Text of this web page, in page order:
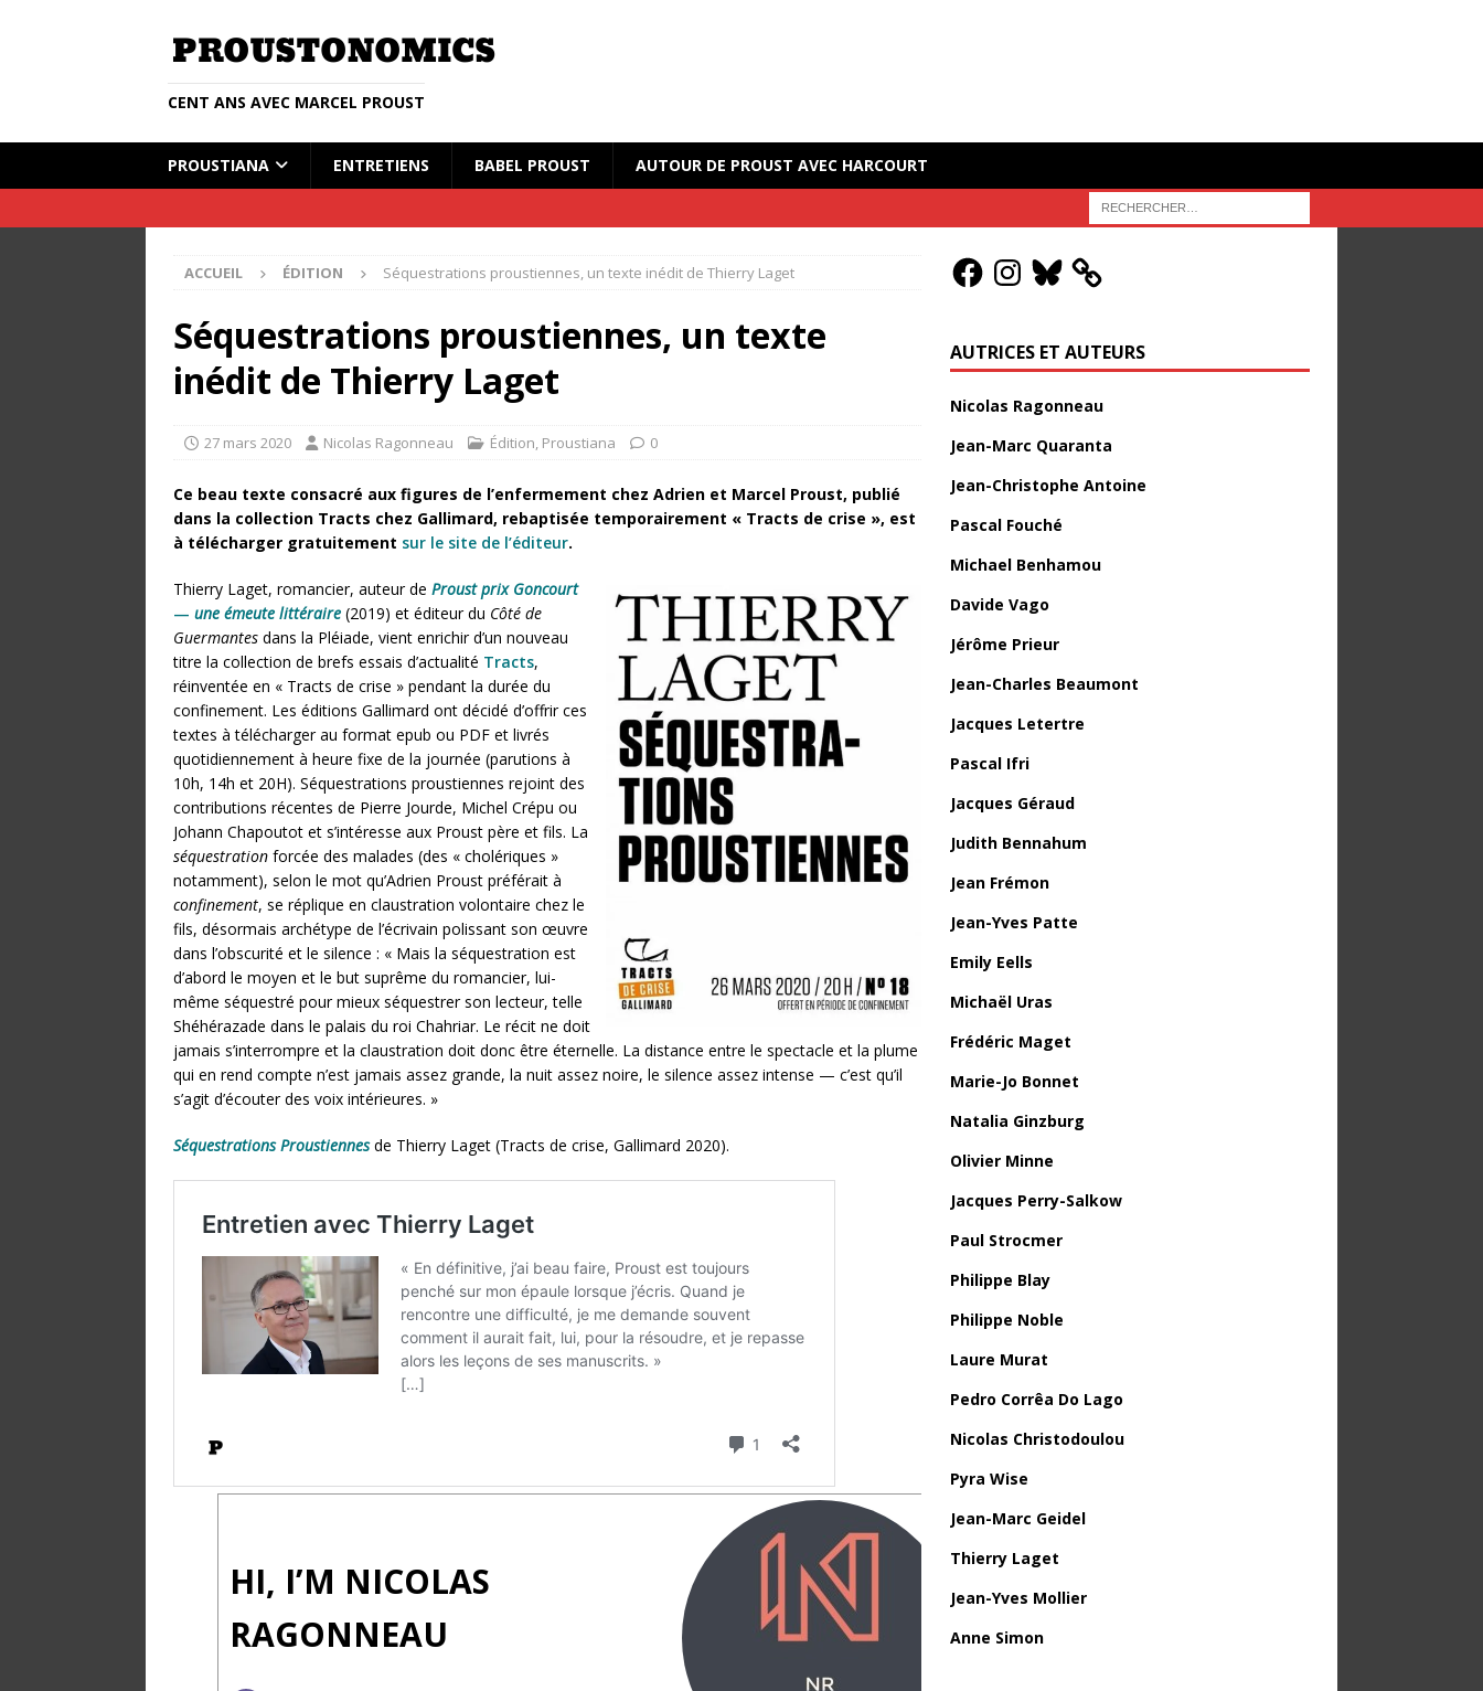
CENT ANS AVEC MARCEL PROUST
PROUSTIANA ENTRETIENS BABEL PROUST AUTOUR DE PROUST AVEC HARCOURT
ACCUEIL ÉDITION Séquestrations proustiennes, un texte inédit de Thierry Laget
Séquestrations proustiennes, un texte
inédit de Thierry Laget
27 mars 2020 Nicolas Ragonneau Édition, Proustiana 0
Ce beau texte consacré aux figures de l’enfermement chez Adrien et Marcel Proust, publié
dans la collection Tracts chez Gallimard, rebaptisée temporairement « Tracts de crise », est
à télécharger gratuitement sur le site de l’éditeur.
Thierry Laget, romancier, auteur de Proust prix Goncourt
— une émeute littéraire (2019) et éditeur du Côté de
Guermantes dans la Pléiade, vient enrichir d’un nouveau
titre la collection de brefs essais d’actualité Tracts,
réinventée en « Tracts de crise » pendant la durée du
confinement. Les éditions Gallimard ont décidé d’offrir ces
textes à télécharger au format epub ou PDF et livrés
quotidiennement à heure fixe de la journée (parutions à
10h, 14h et 20H). Séquestrations proustiennes rejoint des
contributions récentes de Pierre Jourde, Michel Crépu ou
Johann Chapoutot et s’intéresse aux Proust père et fils. La
séquestration forcée des malades (des « cholériques »
notamment), selon le mot qu’Adrien Proust préférait à
confinement, se réplique en claustration volontaire chez le
fils, désormais archétype de l’écrivain polissant son œuvre
dans l’obscurité et le silence : « Mais la séquestration est
d’abord le moyen et le but suprême du romancier, lui-
même séquestré pour mieux séquestrer son lecteur, telle
Shéhérazade dans le palais du roi Chahriar. Le récit ne doit
jamais s’interrompre et la claustration doit donc être éternelle. La distance entre le spectacle et la plume
qui en rend compte n’est jamais assez grande, la nuit assez noire, le silence assez intense — c’est qu’il
s’agit d’écouter des voix intérieures. »
Séquestrations Proustiennesde Thierry Laget (Tracts de crise, Gallimard 2020).
HI, I’M NICOLAS
RAGONNEAU
AUTRICES ET AUTEURS
Nicolas Ragonneau
Jean-Marc Quaranta
Jean-Christophe Antoine
Pascal Fouché
Michael Benhamou
Davide Vago
Jérôme Prieur
Jean-Charles Beaumont
Jacques Letertre
Pascal Ifri
Jacques Géraud
Judith Bennahum
Jean Frémon
Jean-Yves Patte
Emily Eells
Michaël Uras
Frédéric Maget
Marie-Jo Bonnet
Natalia Ginzburg
Olivier Minne
Jacques Perry-Salkow
Paul Strocmer
Philippe Blay
Philippe Noble
Laure Murat
Pedro Corrêa Do Lago
Nicolas Christodoulou
Pyra Wise
Jean-Marc Geidel
Thierry Laget
Jean-Yves Mollier
Anne Simon